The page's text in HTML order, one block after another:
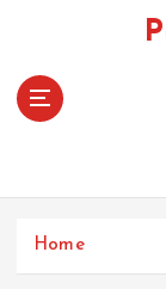
Patetik.com - En
Home